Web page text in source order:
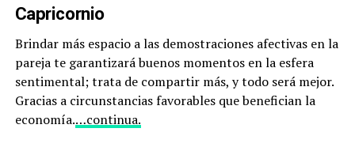
Capricornio
Brindar más espacio a las demostraciones afectivas en la
pareja te garantizará buenos momentos en la esfera
sentimental; trata de compartir más, y todo será mejor.
Gracias a circunstancias favorables que benefician la
economía.…continua.